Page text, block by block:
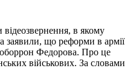
відеозвернення, в якому
заявили, що реформи в армії
оборрон Федорова. Про це
військових. За словами